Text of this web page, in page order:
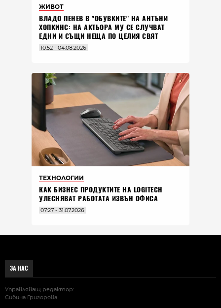
ЖИВОТ
ВЛАДO ПЕНЕВ В "ОБУВКИТЕ" НА АНТЪНИ
ХОПКИНС: НА АКТЬОРА МУ СЕ СЛУЧВАТ
ЕДНИ И СЪЩИ НЕЩА ПО ЦЕЛИЯ СВЯТ
10:52 - 04.08.2026
ТЕХНОЛОГИИ
КАК БИЗНЕС ПРОДУКТИТЕ НА LOGITECH
УЛЕСНЯВАТ РАБОТАТА ИЗВЪН ОФИСА
07:27 - 31.07.2026
ЗА НАС
Управляващ редактор:
Сибина Григорова